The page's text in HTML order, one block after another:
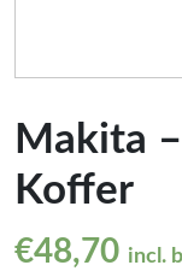
Makita
Koffer
€48,70 incl.